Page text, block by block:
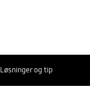
Løsninger og tip